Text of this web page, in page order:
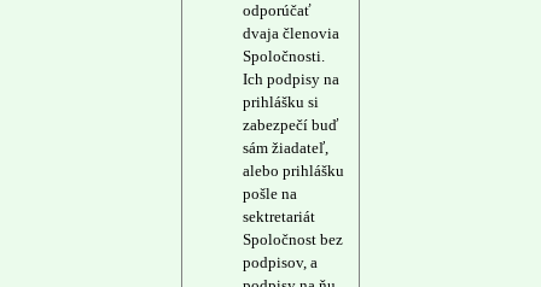
odporúčať
dvaja členovia
Spoločnosti.
Ich podpisy na
prihlášku si
zabezpečí buď
sám žiadateľ,
alebo prihlášku
pošle na
sektretariát
Spoločnost bez
podpisov, a